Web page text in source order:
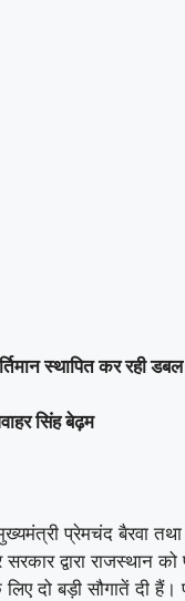
स्थापित कर रही
सिंह बेढ़म
प्रेमचंद बैरवा
द्वारा राजस्थान
दो बड़ी सौगातें दी